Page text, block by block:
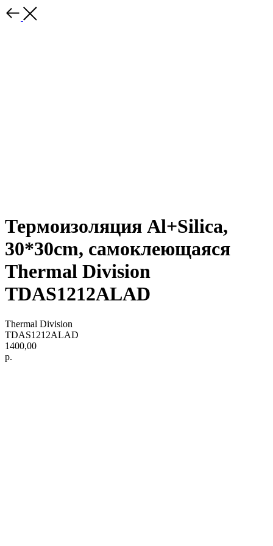
Термоизоляция Al+Silica,
30*30cm, самоклеющаяся
Thermal Division
TDAS1212ALAD
Thermal Division
TDAS1212ALAD
1400,00
р.